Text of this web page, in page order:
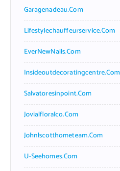
Garagenadeau.com
Lifestylechauffeurservice.com
EverNewNails.com
Insideoutdecoratingcentre.com
Salvatoresinpoint.com
Jovialfloralco.com
Johnlscotthometeam.com
U-Seehomes.com